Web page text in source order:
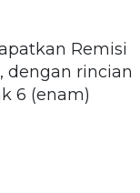
Remisi
dengan rincian
6 (enam)